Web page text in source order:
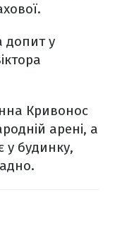
допит у
Кривонос
арені, а
будинку,